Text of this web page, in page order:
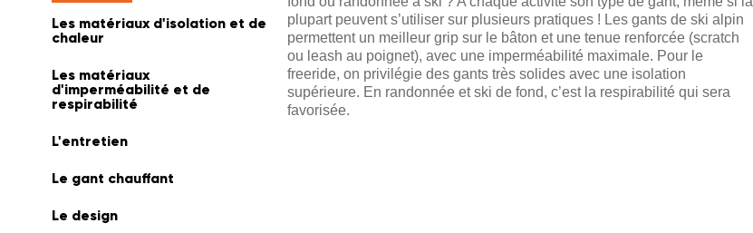
Les matériaux d'isolation et de
chaleur
Les matériaux
d'imperméabilité et de
respirabilité
L'entretien
Le gant chauffant
Le design
plupart peuvent s’utiliser sur plusieurs pratiques ! Les gants de ski alpin
permettent un meilleur grip sur le bâton et une tenue renforcée (scratch
ou leash au poignet), avec une imperméabilité maximale. Pour le
freeride, on privilégie des gants très solides avec une isolation
supérieure. En randonnée et ski de fond, c’est la respirabilité qui sera
favorisée.